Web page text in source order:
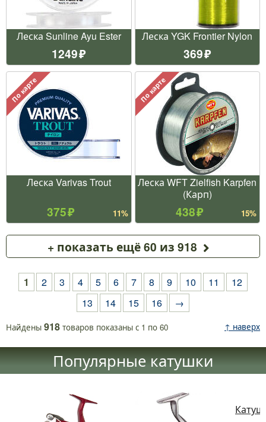
Леска Sunline Ayu Ester
1249
Леска YGK Frontier Nylon
369
По карте
Леска Varivas Trout
375 11%
По карте
Леска WFT Zielfish Karpfen
(Карп)
438 15%
+ показать ещё 60 из 918
1 2 3 4 5 6 7 8 9 10 11
12
13
14 15 16 →
Найдены 918 товаров показаны с 1 по 60 ↑ наверх
Популярные катушки